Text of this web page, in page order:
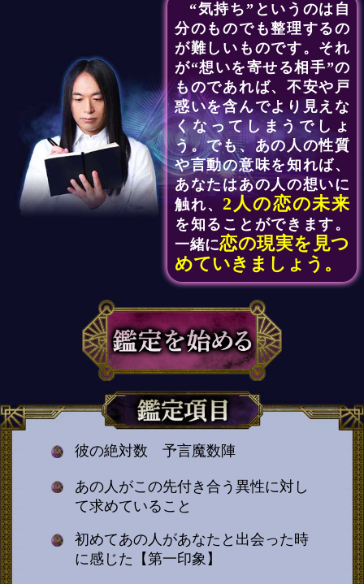
“気持ち”というのは自
分のものでも整理するの
が難しいものです。それ
が“想いを寄せる相手”の
ものであれば、不安や戸
惑いを含んでより見えな
くなってしまうでしょ
う。でも、あの人の性質
や言動の意味を知れば、
あなたはあの人の想いに
触れ、 2人の恋の未来
を知ることができます。
一緒に恋の現実を見つ
めていきましょう。
彼の絶対数 予言魔数陣
あの人がこの先付き合う異性に対し
て求めていること
初めてあの人があなたと出会った時
に感じた【第一印象】